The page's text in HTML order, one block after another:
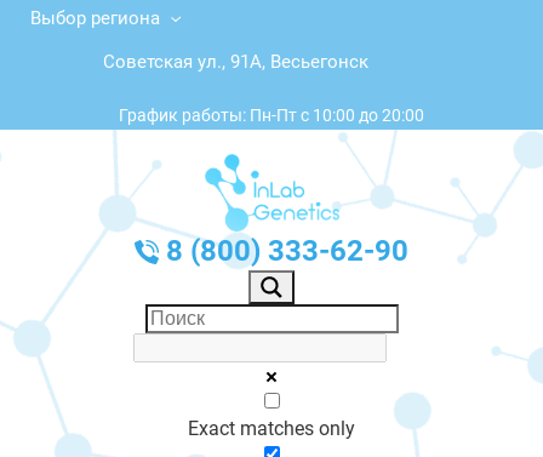
Выбор региона
Советская ул., 91А, Весьегонск
График работы: Пн-Пт с 10:00 до 20:00
8 (800) 333-62-90
Exact matches only